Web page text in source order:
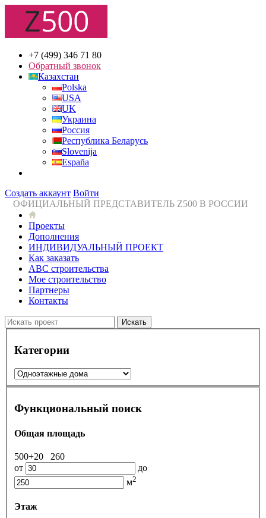
+7 (499) 346 71 80
Обратный звонок
Казахстан
Polska
USA
UK
Украина
Россия
Республика Беларусь
Slovenija
España
Создать аккаунт Войти
ОФИЦИАЛЬНЫЙ ПРЕДСТАВИТЕЛЬ Z500 В РОССИИ
Проекты
Дополнения
ИНДИВИДУАЛЬНЫЙ ПРОЕКТ
Как заказать
ABC строительства
Мое строительство
Партнеры
Контакты
Искать
Категории
Функциональный поиск
Общая площадь
500+20 260
от
до
м2
Этаж